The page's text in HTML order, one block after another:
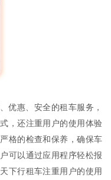
优惠、安全的租车服务，
，还注重用户的使用体验
格的检查和保养，确保车
可以通过应用程序轻松报
下行租车注重用户的使用